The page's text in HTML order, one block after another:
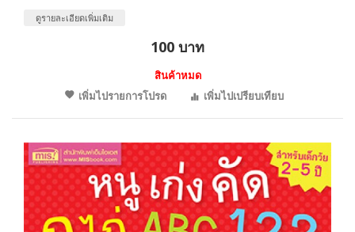
ดูรายละเอียดเพิ่มเติม
100 บาท
สินค้าหมด
เพิ่มไปรายการโปรด
เพิ่มไปเปรียบเทียบ